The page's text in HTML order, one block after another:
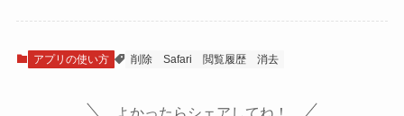
アプリの使い方 削除 Safari 閲覧履歴 消去
よかったらシェアしてね！